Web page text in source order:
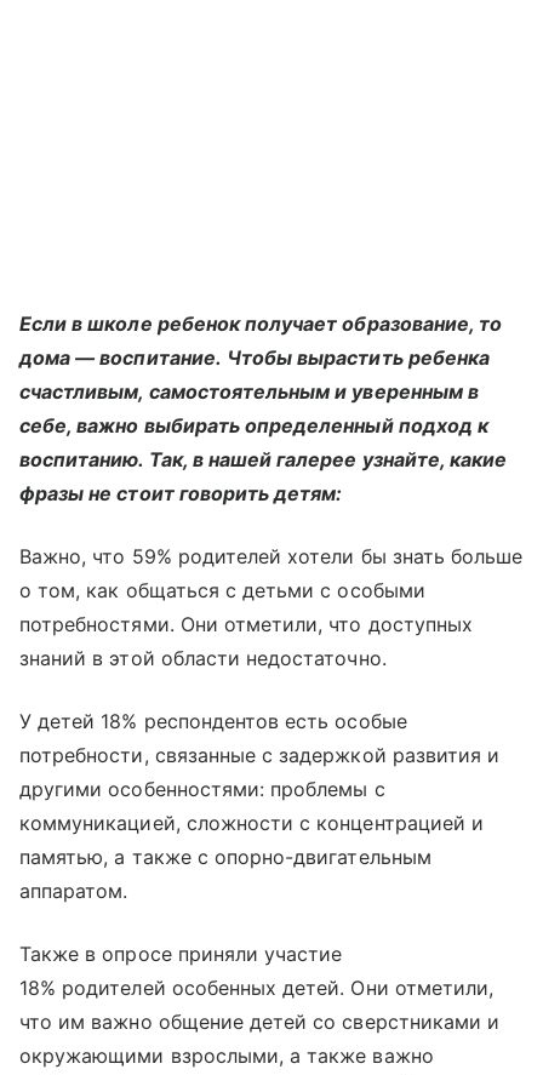
Если в школе ребенок получает образование, то
дома — воспитание. Чтобы вырастить ребенка
счастливым, самостоятельным и уверенным в
себе, важно выбирать определенный подход к
воспитанию. Так, в нашей галерее узнайте, какие
фразы не стоит говорить детям:
Важно, что 59% родителей хотели бы знать больше
о том, как общаться с детьми с особыми
потребностями. Они отметили, что доступных
знаний в этой области недостаточно.
У детей 18% респондентов есть особые
потребности, связанные с задержкой развития и
другими особенностями: проблемы с
коммуникацией, сложности с концентрацией и
памятью, а также с опорно-двигательным
аппаратом.
Также в опросе приняли участие
18% родителей особенных детей. Они отметили,
что им важно общение детей со сверстниками и
окружающими взрослыми, а также важно